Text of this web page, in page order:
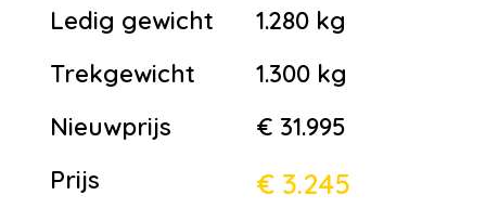
Ledig gewicht
1.280 kg
Trekgewicht
1.300 kg
Nieuwprijs
€ 31.995
Prijs
€ 3.245